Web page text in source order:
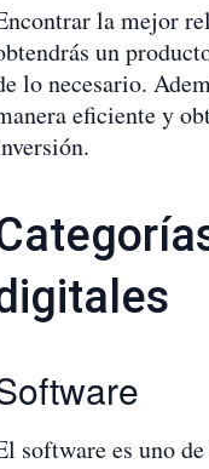
la mejor
un
lo necesario.
eficiente y
software es uno